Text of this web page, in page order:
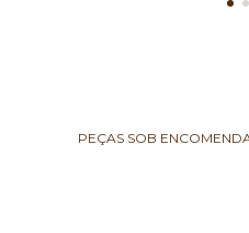
PEÇAS SOB